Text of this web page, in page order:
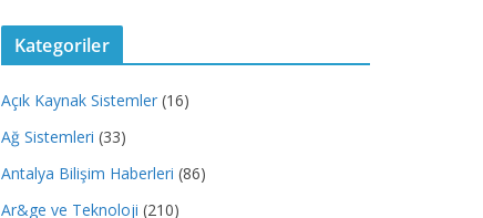
Kategoriler
Açık Kaynak Sistemler (16)
Ağ Sistemleri (33)
Antalya Bilişim Haberleri (86)
Ar&ge ve Teknoloji (210)